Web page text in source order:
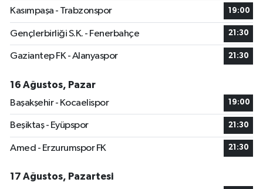
Kasımpaşa - Trabzonspor 19:00
Gençlerbirliği S.K. - Fenerbahçe 21:30
Gaziantep FK - Alanyaspor 21:30
16 Ağustos, Pazar
Başakşehir - Kocaelispor
19:00
Beşiktaş - Eyüpspor 21:30
Amed - Erzurumspor FK 21:30
17 Ağustos, Pazartesi